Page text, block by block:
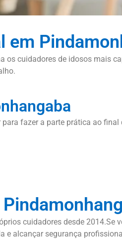
em
os cuidadores de idosos mais
fazer a parte prática ao
cuidadores desde 2014.Se
e alcançar segurança